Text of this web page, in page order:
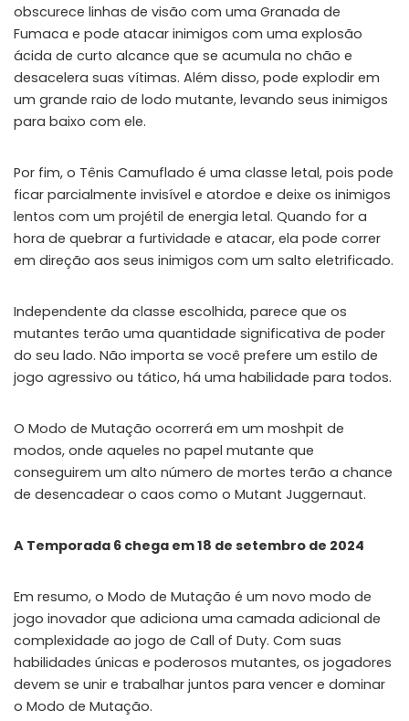
🏆 Steam Games Giveaways
Global contests to win full Steam games & gift cards
🚫Zero Ads • Zero Spam
No promotions, no junk — just pure gaming content
🔒Members-Only Content
Exclusive guides & secrets never published anywhere else
🌍Global Community
Join gamers worldwide and get real-time alerts
obscurece linhas de visão com uma Granada de
Fumaca e pode atacar inimigos com uma explosão
ácida de curto alcance que se acumula no chão e
desacelera suas vítimas. Além disso, pode explodir em
um grande raio de lodo mutante, levando seus inimigos
para baixo com ele.
Por fim, o Tênis Camuflado é uma classe letal, pois pode
ficar parcialmente invisível e atordoe e deixe os inimigos
lentos com um projétil de energia letal. Quando for a
hora de quebrar a furtividade e atacar, ela pode correr
em direção aos seus inimigos com um salto eletrificado.
Independente da classe escolhida, parece que os
mutantes terão uma quantidade significativa de poder
do seu lado. Não importa se você prefere um estilo de
jogo agressivo ou tático, há uma habilidade para todos.
O Modo de Mutação ocorrerá em um moshpit de
modos, onde aqueles no papel mutante que
conseguirem um alto número de mortes terão a chance
de desencadear o caos como o Mutant Juggernaut.
A Temporada 6 chega em 18 de setembro de 2024
Em resumo, o Modo de Mutação é um novo modo de
jogo inovador que adiciona uma camada adicional de
complexidade ao jogo de Call of Duty. Com suas
habilidades únicas e poderosos mutantes, os jogadores
devem se unir e trabalhar juntos para vencer e dominar
o Modo de Mutação.